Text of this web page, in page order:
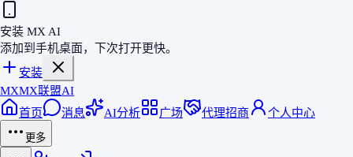
安装 MX AI
添加到手机桌面，下次打开更快。
安装
MXMX联盟AI
首页
消息 AI分析 广场 代理招商 个人中心
更多